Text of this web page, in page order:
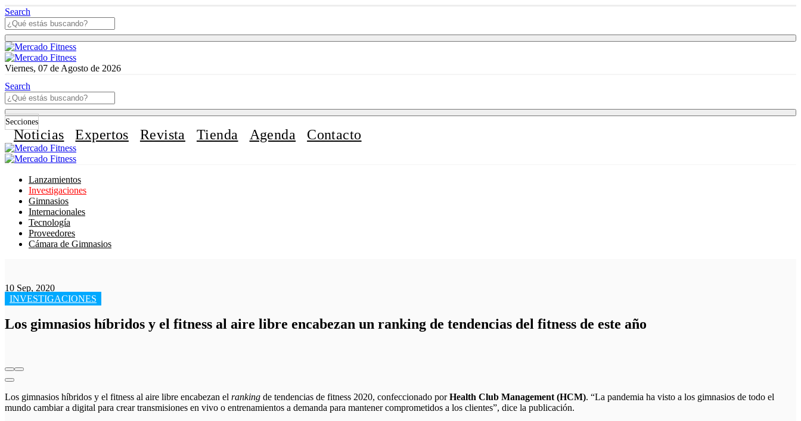
Search
Viernes, 07 de Agosto de 2026
Search
Secciones
Noticias Expertos Revista Tienda Agenda Contacto
Lanzamientos
Investigaciones
Gimnasios
Internacionales
Tecnología
Proveedores
Cámara de Gimnasios
10 Sep, 2020
INVESTIGACIONES
Los gimnasios híbridos y el fitness al aire libre encabezan un ranking de tendencias del fitness de este año
Los gimnasios híbridos y el fitness al aire libre encabezan el ranking de tendencias de fitness 2020, confeccionado porHealth Club Management (HCM). “La pandemia ha visto a los gimnasios de todo el
mundo cambiar a digital para crear transmisiones en vivo o entrenamientos a demanda para mantener comprometidos a los clientes”, dice la publicación.